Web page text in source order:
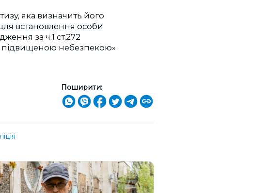
яка визначить його
встановлення особи
за ч.1 ст.272
підвищеною небезпекою»
Поширити: